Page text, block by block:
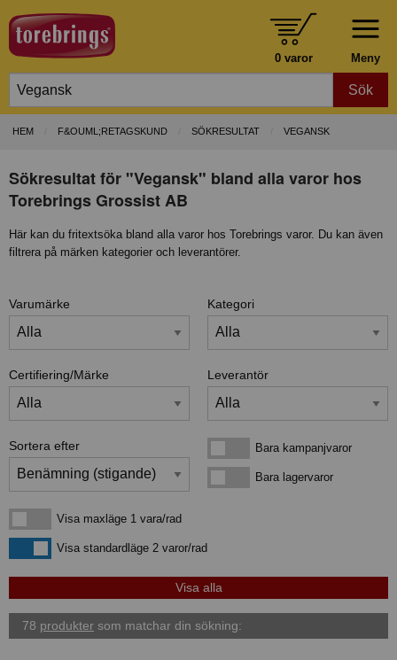
Meny
0 varor
Sök
HEM F&OUML;RETAGSKUND SÖKRESULTAT VEGANSK
Sökresultat för "Vegansk" bland alla varor hos
Torebrings Grossist AB
Här kan du fritextsöka bland alla varor hos Torebrings varor. Du kan även
filtrera på märken kategorier och leverantörer.
Varumärke Kategori
Certifiering/Märke Leverantör
Sortera efter Bara kampanjvarorBara kampanjvaror
Bara lagervarorBara lagervaror
Visa maxläge 1 vara/rad
Visa maxläge 1 vara/rad
Visa standardlägeVisa standardläge 2 varor/rad
78 produkter som matchar din sökning: